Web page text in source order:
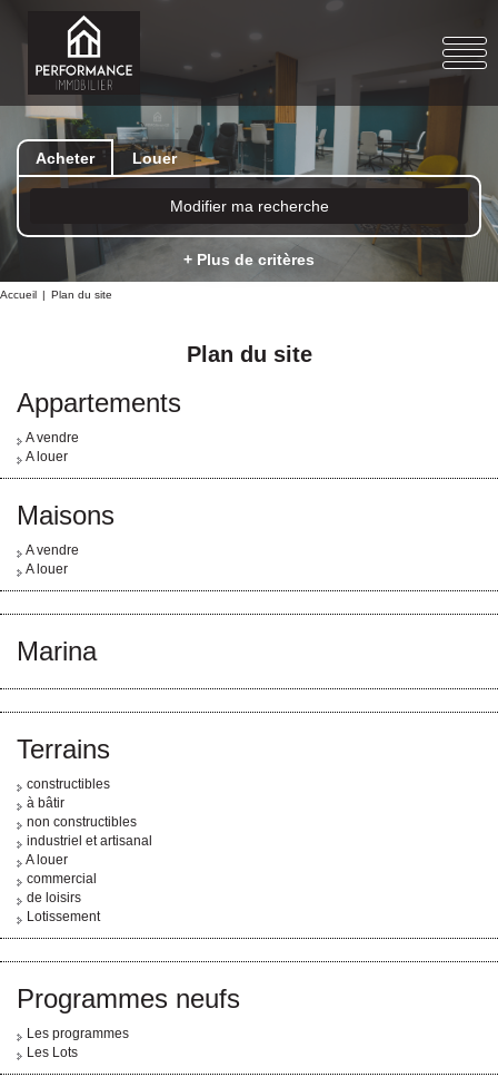
Acheter Louer
Modifier ma recherche
+ Plus de critères
Accueil Plan du site
Plan du site
Appartements
A vendre
A louer
Maisons
A vendre
A louer
Marina
Terrains
constructibles
à bâtir
non constructibles
industriel et artisanal
A louer
commercial
de loisirs
Lotissement
Programmes neufs
Les programmes
Les Lots